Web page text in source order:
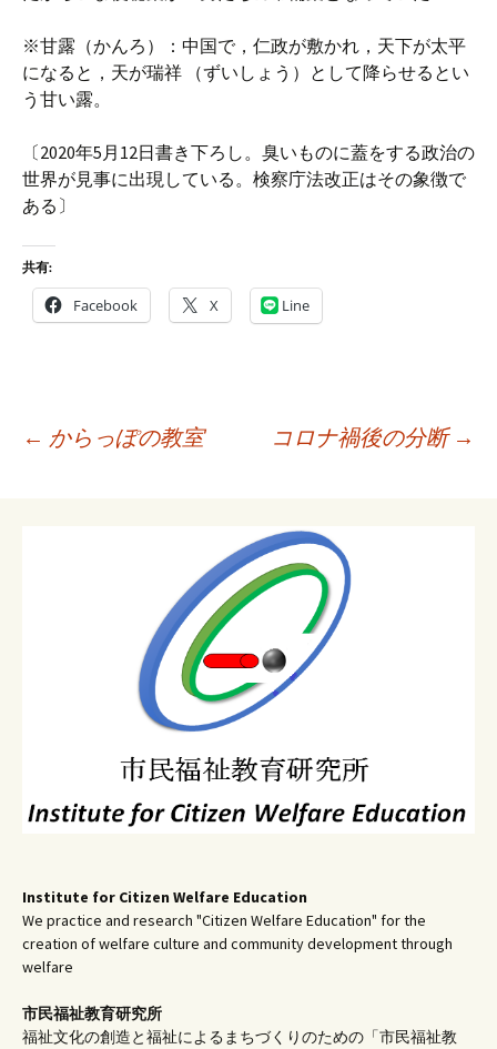
※甘露（かんろ）：中国で，仁政が敷かれ，天下が太平
になると，天が瑞祥 （ずいしょう）として降らせるとい
う甘い露。
〔2020年5月12日書き下ろし。臭いものに蓋をする政治の
世界が見事に出現している。検察庁法改正はその象徴で
ある〕
共有:
Facebook X Line
← からっぽの教室 コロナ禍後の分断 →
Institute for Citizen Welfare Education
We practice and research "Citizen Welfare Education" for the
creation of welfare culture and community development through
welfare
市民福祉教育研究所
福祉文化の創造と福祉によるまちづくりのための「市民福祉教